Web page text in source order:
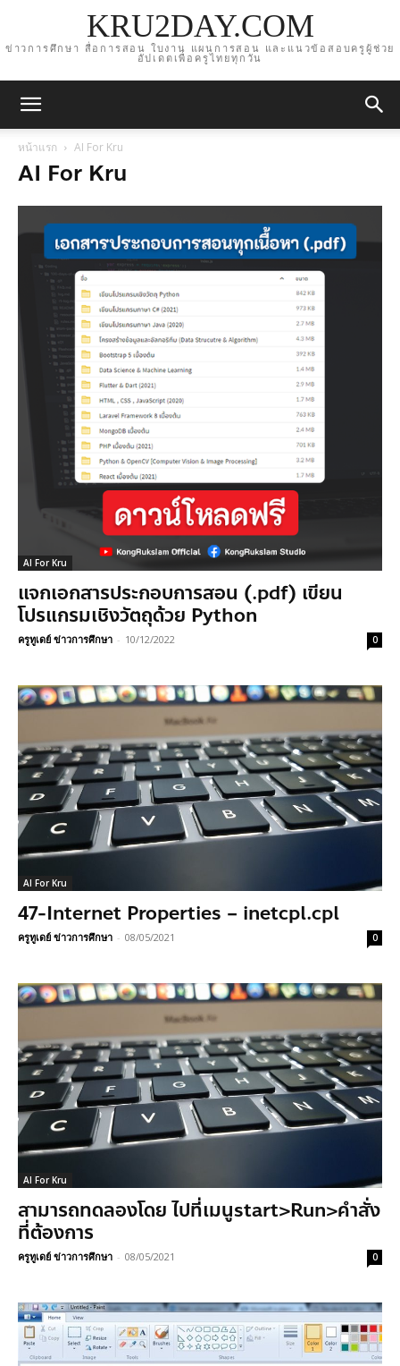
KRU2DAY.COM
ข่าวการศึกษา สื่อการสอน ใบงาน แผนการสอน และแนวข้อสอบครูผู้ช่วย
อัปเดตเพื่อครูไทยทุกวัน
หน้าแรก AI For Kru
AI For Kru
AI For Kru
แจกเอกสารประกอบการสอน (.pdf) เขียน
โปรแกรมเชิงวัตถุด้วย Python
ครูทูเดย์ ข่าวการศึกษา - 10/12/2022 0
AI For Kru
47-Internet Properties – inetcpl.cpl
ครูทูเดย์ ข่าวการศึกษา - 08/05/2021 0
AI For Kru
สามารถทดลองโดย ไปที่เมนูstart>Run>คำสั่ง
ที่ต้องการ
ครูทูเดย์ ข่าวการศึกษา - 08/05/2021 0